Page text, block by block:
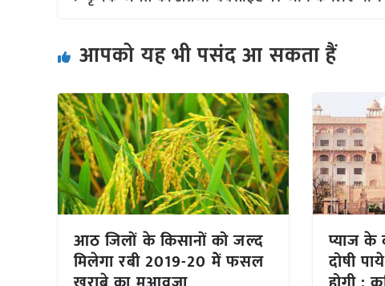
आपको यह भी पसंद आ सकता हैं
आठ जिलों के किसानों को जल्द
मिलेगा रबी 2019-20 मेें फसल
प्याज के
दोषी